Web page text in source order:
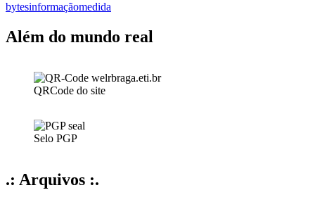
informação
bytesinformaçãomedida
Além do mundo real
QRCode do site
Selo PGP
.: Arquivos :.